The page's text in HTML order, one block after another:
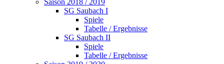
Saison 2018 / 2019
SG Saubach I
Spiele
Tabelle / Ergebnisse
SG Saubach II
Spiele
Tabelle / Ergebnisse